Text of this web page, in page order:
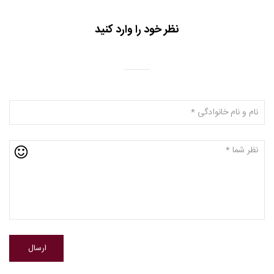
نظر خود را وارد کنید
ارسال